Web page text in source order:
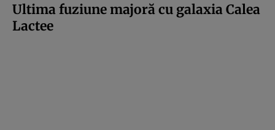
Ultima fuziune majoră cu galaxia Calea
Lactee